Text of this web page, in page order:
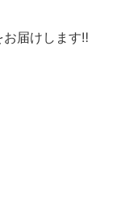
届けします‼️